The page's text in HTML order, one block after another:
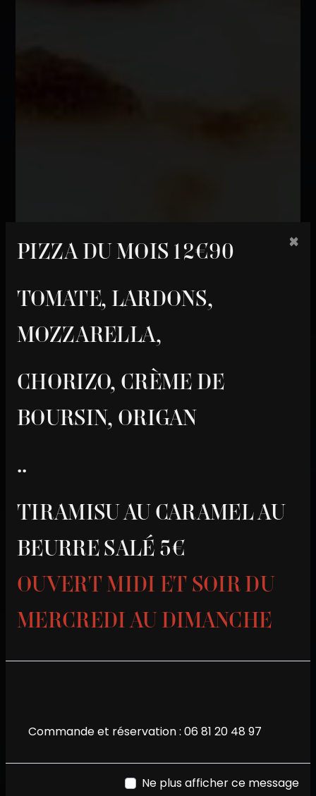
PIZZA DU MOIS 12€90
TOMATE, LARDONS,
MOZZARELLA,
CHORIZO, CRÈME DE
BOURSIN, ORIGAN
..
TIRAMISU AU CARAMEL AU
BEURRE SALÉ 5€
OUVERT MIDI ET SOIR DU
MERCREDI AU DIMANCHE
×
Commande et réservation : 06 81 20 48 97
Ne plus afficher ce message